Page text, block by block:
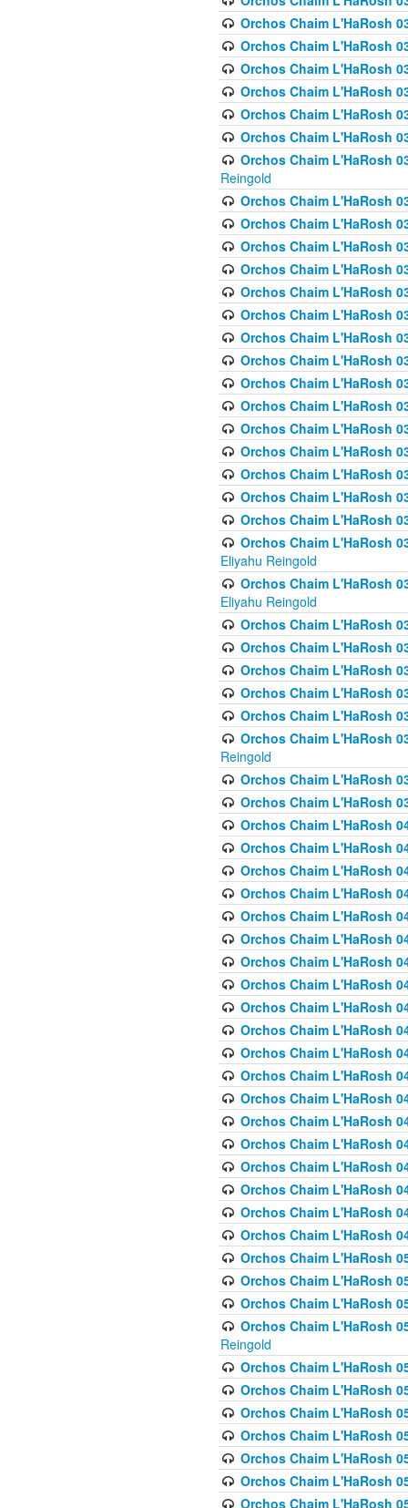
Orchos Chaim L'HaRosh
Orchos Chaim L'HaRosh
Orchos Chaim L'HaRosh
Orchos Chaim L'HaRosh
Orchos Chaim L'HaRosh
Orchos Chaim L'HaRosh
Orchos Chaim L'HaRosh
Reingold
Orchos Chaim L'HaRosh
Orchos Chaim L'HaRosh
Orchos Chaim L'HaRosh
Orchos Chaim L'HaRosh
Orchos Chaim L'HaRosh
Orchos Chaim L'HaRosh
Orchos Chaim L'HaRosh
Orchos Chaim L'HaRosh
Orchos Chaim L'HaRosh
Orchos Chaim L'HaRosh
Orchos Chaim L'HaRosh
Orchos Chaim L'HaRosh
Orchos Chaim L'HaRosh
Orchos Chaim L'HaRosh
Orchos Chaim L'HaRosh
Orchos Chaim L'HaRosh
Eliyahu Reingold
Orchos Chaim L'HaRosh
Eliyahu Reingold
Orchos Chaim L'HaRosh
Orchos Chaim L'HaRosh
Orchos Chaim L'HaRosh
Orchos Chaim L'HaRosh
Orchos Chaim L'HaRosh
Orchos Chaim L'HaRosh
Reingold
Orchos Chaim L'HaRosh
Orchos Chaim L'HaRosh
Orchos Chaim L'HaRosh
Orchos Chaim L'HaRosh
Orchos Chaim L'HaRosh
Orchos Chaim L'HaRosh
Orchos Chaim L'HaRosh
Orchos Chaim L'HaRosh
Orchos Chaim L'HaRosh
Orchos Chaim L'HaRosh
Orchos Chaim L'HaRosh
Orchos Chaim L'HaRosh
Orchos Chaim L'HaRosh
Orchos Chaim L'HaRosh
Orchos Chaim L'HaRosh
Orchos Chaim L'HaRosh
Orchos Chaim L'HaRosh
Orchos Chaim L'HaRosh
Orchos Chaim L'HaRosh
Orchos Chaim L'HaRosh
Orchos Chaim L'HaRosh
Orchos Chaim L'HaRosh
Orchos Chaim L'HaRosh
Orchos Chaim L'HaRosh
Orchos Chaim L'HaRosh
Reingold
Orchos Chaim L'HaRosh
Orchos Chaim L'HaRosh
Orchos Chaim L'HaRosh
Orchos Chaim L'HaRosh
Orchos Chaim L'HaRosh
Orchos Chaim L'HaRosh
Orchos Chaim L'HaRosh